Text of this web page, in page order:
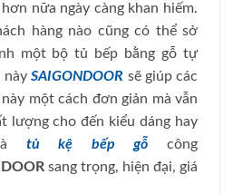
nữa ngày càng khan hiếm.
hàng nào cũng có thể sở
một bộ tủ bếp bằng gỗ tự
này SAIGONDOOR sẽ giúp các
một cách đơn giản mà vẫn
lượng cho đến kiểu dáng hay
tủ kệ bếp gỗ công
sang trọng, hiện đại, giá